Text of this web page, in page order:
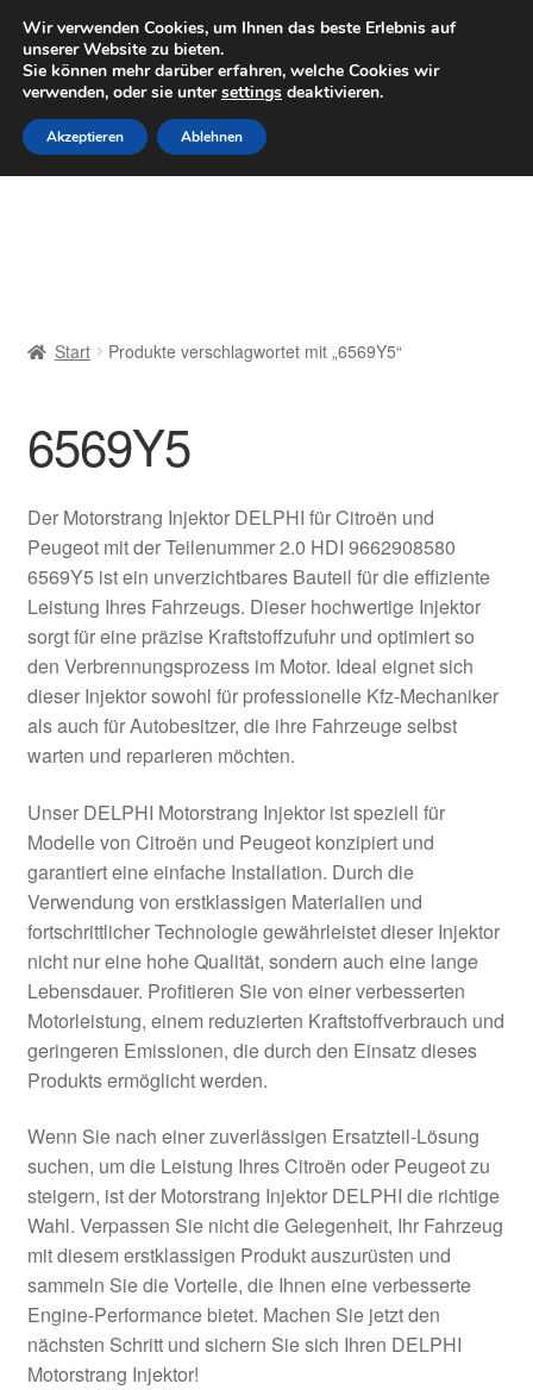
LIEFERUNG ab 6 EUR
Mo–Fr 9–16 Uhr · 0175 7465658
Zur
Navigation
springen
Zum
Inhalt
springen
Datenschutz-Bestimmungen
Impressum
Kasse
Kontakt
Lieferung
Mein Konto
Über uns
Warenkorb
Weltweiter Versand
Zahlungen
Start Produkte verschlagwortet mit „6569Y5“
6569Y5
Der Motorstrang Injektor DELPHI für Citroën und
Peugeot mit der Teilenummer 2.0 HDI 9662908580
6569Y5 ist ein unverzichtbares Bauteil für die effiziente
Leistung Ihres Fahrzeugs. Dieser hochwertige Injektor
sorgt für eine präzise Kraftstoffzufuhr und optimiert so
den Verbrennungsprozess im Motor. Ideal eignet sich
dieser Injektor sowohl für professionelle Kfz-Mechaniker
als auch für Autobesitzer, die ihre Fahrzeuge selbst
warten und reparieren möchten.
Unser DELPHI Motorstrang Injektor ist speziell für
Modelle von Citroën und Peugeot konzipiert und
garantiert eine einfache Installation. Durch die
Verwendung von erstklassigen Materialien und
fortschrittlicher Technologie gewährleistet dieser Injektor
nicht nur eine hohe Qualität, sondern auch eine lange
Lebensdauer. Profitieren Sie von einer verbesserten
Motorleistung, einem reduzierten Kraftstoffverbrauch und
geringeren Emissionen, die durch den Einsatz dieses
Produkts ermöglicht werden.
Wenn Sie nach einer zuverlässigen Ersatzteil-Lösung
suchen, um die Leistung Ihres Citroën oder Peugeot zu
steigern, ist der Motorstrang Injektor DELPHI die richtige
Wahl. Verpassen Sie nicht die Gelegenheit, Ihr Fahrzeug
mit diesem erstklassigen Produkt auszurüsten und
sammeln Sie die Vorteile, die Ihnen eine verbesserte
Engine-Performance bietet. Machen Sie jetzt den
nächsten Schritt und sichern Sie sich Ihren DELPHI
Motorstrang Injektor!
Wir verwenden Cookies, um Ihnen das beste Erlebnis auf
unserer Website zu bieten.
Sie können mehr darüber erfahren, welche Cookies wir
verwenden, oder sie untersettings deaktivieren.
Akzeptieren Ablehnen